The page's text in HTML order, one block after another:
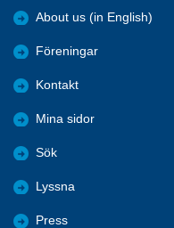
About us (in English)
Föreningar
Kontakt
Mina sidor
Sök
Lyssna
Press